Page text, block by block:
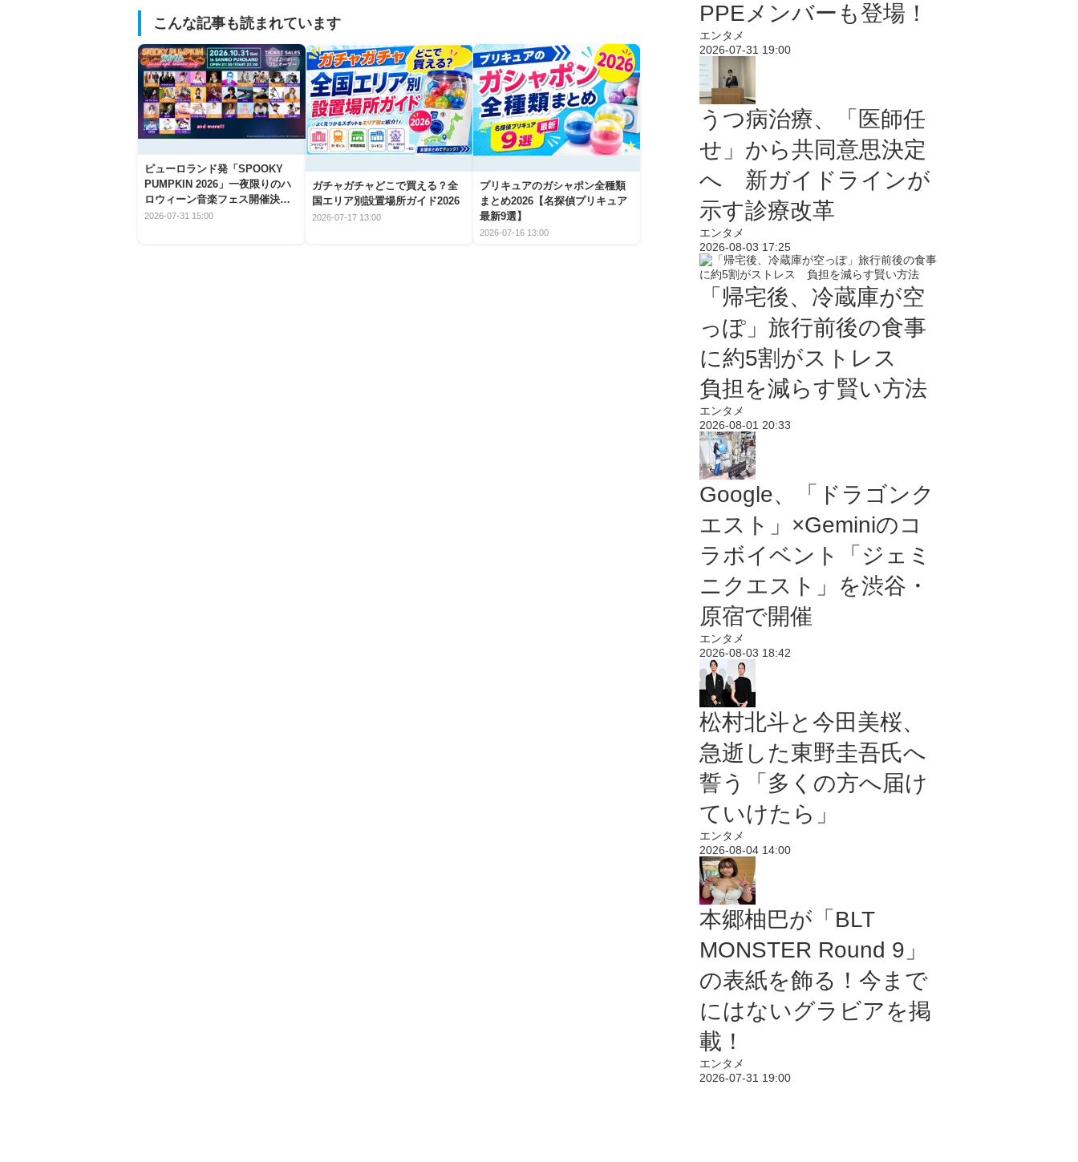
こんな記事も読まれています
ピューロランド発「SPOOKY
PUMPKIN 2026」一夜限りのハ
ロウィーン音楽フェス開催決
定！
2026-07-31 15:00
ガチャガチャどこで買える？全
国エリア別設置場所ガイド2026
2026-07-17 13:00
プリキュアのガシャポン全種類
まとめ2026【名探偵プリキュア
最新9選】
2026-07-16 13:00
PPEメンバーも登場！
エンタメ
2026-07-31 19:00
うつ病治療、「医師任
せ」から共同意思決定
へ 新ガイドラインが
示す診療改革
エンタメ
2026-08-03 17:25
「帰宅後、冷蔵庫が空
っぽ」旅行前後の食事
に約5割がストレス
負担を減らす賢い方法
エンタメ
2026-08-01 20:33
Google、「ドラゴンク
エスト」×Geminiのコ
ラボイベント「ジェミ
ニクエスト」を渋谷・
原宿で開催
エンタメ
2026-08-03 18:42
松村北斗と今田美桜、
急逝した東野圭吾氏へ
誓う「多くの方へ届け
ていけたら」
エンタメ
2026-08-04 14:00
本郷柚巴が「BLT
MONSTER Round 9」
の表紙を飾る！今まで
にはないグラビアを掲
載！
エンタメ
2026-07-31 19:00